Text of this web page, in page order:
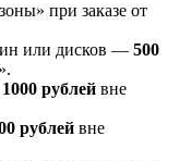
при заказе от
или дисков — 500
1000 рублей вне
рублей вне